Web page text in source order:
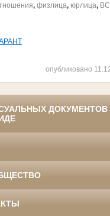
, физлица, юрлица,
опубликовано
ДОКУМЕНТОВ